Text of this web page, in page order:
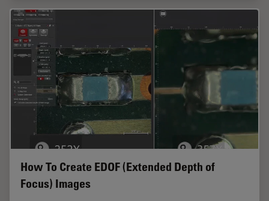
How To Create EDOF (Extended Depth of
Focus) Images